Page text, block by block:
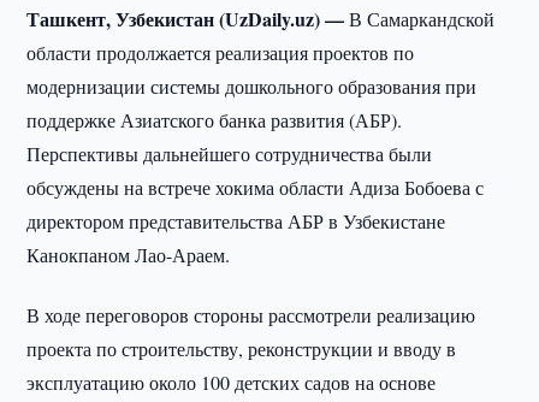
Ташкент, Узбекистан (UzDaily.uz) —В Самаркандской
области продолжается реализация проектов по
модернизации системы дошкольного образования при
поддержке Азиатского банка развития (АБР).
Перспективы дальнейшего сотрудничества были
обсуждены на встрече хокима области Адиза Бобоева с
директором представительства АБР в Узбекистане
Канокпаном Лао-Араем.
В ходе переговоров стороны рассмотрели реализацию
проекта по строительству, реконструкции и вводу в
эксплуатацию около 100 детских садов на основе